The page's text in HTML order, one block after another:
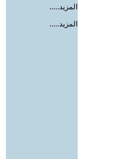
المزيد.....
المزيد.....